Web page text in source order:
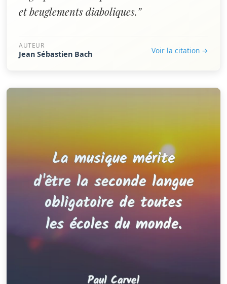
et beuglements diaboliques.”
AUTEUR
Jean Sébastien Bach Voir la citation →